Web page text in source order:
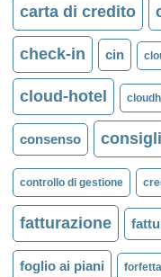
carta di credito
check-in cin
cloud-hotel
consenso consigli
controllo di gestione
fatturazione
foglio ai piani